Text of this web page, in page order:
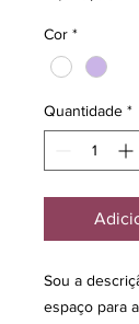
Cor *
Quantidade *
Sou a
espaço para